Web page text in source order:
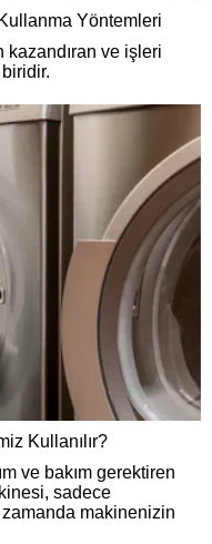
Yöntemleri
kazandıran ve işleri
Kullanılır?
ve bakım gerektiren
sadece
zamanda makinenizin